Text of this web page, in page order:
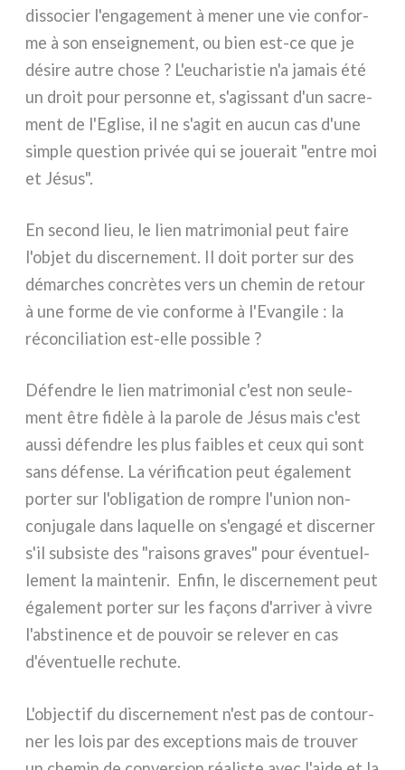
dis­so­cier l'engagement à mener une vie con­for­
me à son ensei­gne­ment, ou bien est-ce que je
dési­re autre cho­se ? L'eucharistie n'a jamais été
un droit pour per­son­ne et, s'agissant d'un sacre­
ment de l'Eglise, il ne s'agit en aucun cas d'une
sim­ple que­stion pri­vée qui se joue­rait "entre moi
et Jésus".
En second lieu, le lien matri­mo­nial peut fai­re
l'objet du discer­ne­ment. Il doit por­ter sur des
démar­ches con­crè­tes vers un che­min de retour
à une for­me de vie con­for­me à l'Evangile : la
récon­ci­lia­tion est-elle pos­si­ble ?
Défendre le lien matri­mo­nial c'est non seu­le­
ment être fidè­le à la paro­le de Jésus mais c'est
aus­si défen­dre les plus fai­bles et ceux qui sont
sans défen­se. La véri­fi­ca­tion peut éga­le­ment
por­ter sur l'obligation de rom­pre l'union non-
conjugale dans laquel­le on s'engagé et discer­ner
s'il sub­si­ste des "rai­sons gra­ves" pour éven­tuel­
le­ment la main­te­nir. Enfin, le discer­ne­ment peut
éga­le­ment por­ter sur les façons d'arriver à vivre
l'abstinence et de pou­voir se rele­ver en cas
d'éventuelle rechu­te.
L'objectif du discer­ne­ment n'est pas de con­tour­
ner les lois par des excep­tions mais de trou­ver